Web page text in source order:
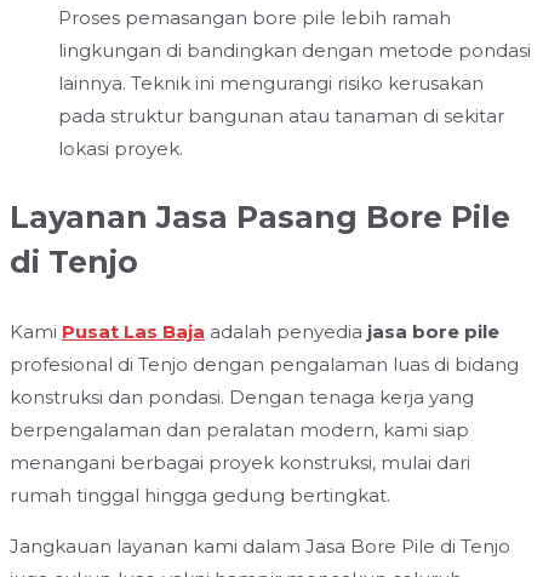
Proses pemasangan bore pile lebih ramah
lingkungan di bandingkan dengan metode pondasi
lainnya. Teknik ini mengurangi risiko kerusakan
pada struktur bangunan atau tanaman di sekitar
lokasi proyek.
Layanan Jasa Pasang Bore Pile
di Tenjo
Kami Pusat Las Baja adalah penyedia jasa bore pile
profesional di Tenjo dengan pengalaman luas di bidang
konstruksi dan pondasi. Dengan tenaga kerja yang
berpengalaman dan peralatan modern, kami siap
menangani berbagai proyek konstruksi, mulai dari
rumah tinggal hingga gedung bertingkat.
Jangkauan layanan kami dalam Jasa Bore Pile di Tenjo